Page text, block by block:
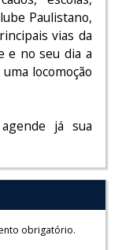
Paulistano,
vias da
e no seu dia a
locomoção
já sua
obrigatório.